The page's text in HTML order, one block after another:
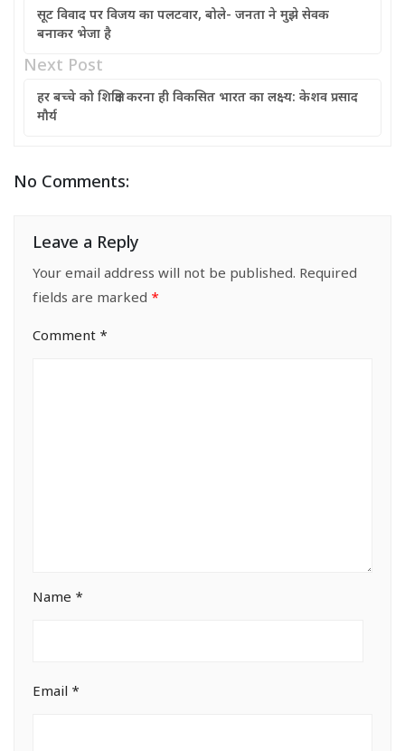
सूट विवाद पर विजय का पलटवार, बोले- जनता ने मुझे सेवक
बनाकर भेजा है
Next Post
हर बच्चे को शिक्षित करना ही विकसित भारत का लक्ष्य: केशव प्रसाद
मौर्य
No Comments:
Leave a Reply
Your email address will not be published. Required
fields are marked *
Comment *
Name *
Email *